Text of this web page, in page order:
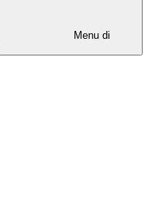
Menu di